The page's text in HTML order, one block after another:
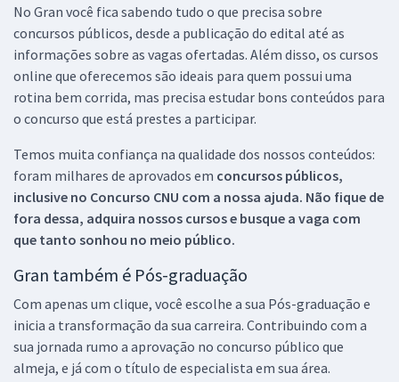
No Gran você fica sabendo tudo o que precisa sobre
concursos públicos, desde a publicação do edital até as
informações sobre as vagas ofertadas. Além disso, os cursos
online que oferecemos são ideais para quem possui uma
rotina bem corrida, mas precisa estudar bons conteúdos para
o concurso que está prestes a participar.
Temos muita confiança na qualidade dos nossos conteúdos:
foram milhares de aprovados em concursos públicos,
inclusive no Concurso CNU com a nossa ajuda. Não fique de
fora dessa, adquira nossos cursos e busque a vaga com
que tanto sonhou no meio público.
Gran também é Pós-graduação
Com apenas um clique, você escolhe a sua Pós-graduação e
inicia a transformação da sua carreira. Contribuindo com a
sua jornada rumo a aprovação no concurso público que
almeja, e já com o título de especialista em sua área.